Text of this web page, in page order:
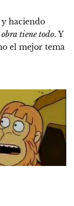
haciendo
tiene todo. Y
el mejor tema